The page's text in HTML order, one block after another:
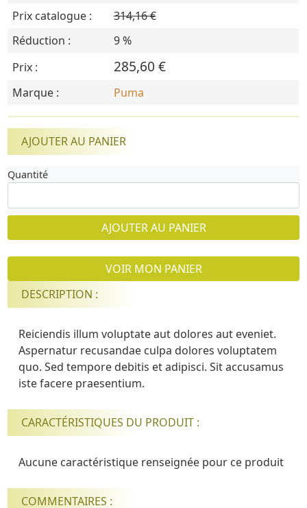
Prix catalogue :
314,16 €
Réduction :
9 %
Prix :
285,60 €
Marque : Puma
AJOUTER AU PANIER
Quantité
AJOUTER AU PANIER
VOIR MON PANIER
DESCRIPTION :
Reiciendis illum voluptate aut dolores aut eveniet.
Aspernatur recusandae culpa dolores voluptatem
quo. Sed tempore debitis et adipisci. Sit accusamus
iste facere praesentium.
CARACTÉRISTIQUES DU PRODUIT :
Aucune caractéristique renseignée pour ce produit
COMMENTAIRES :